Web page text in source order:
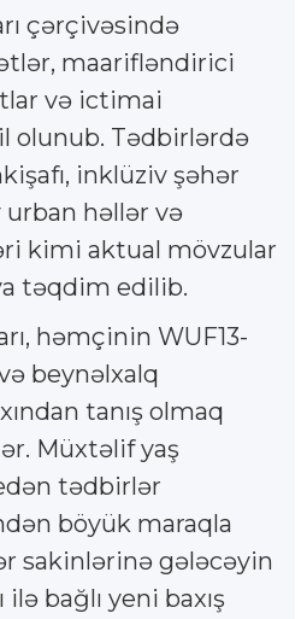
çərçivəsində
maarifləndirici
və ictimai
olunub. Tədbirlərdə
inklüziv şəhər
həllər və
kimi aktual mövzular
təqdim edilib.
həmçinin WUF13-
beynəlxalq
tanış olmaq
Müxtəlif yaş
tədbirlər
böyük maraqla
sakinlərinə gələcəyin
ilə bağlı yeni baxış